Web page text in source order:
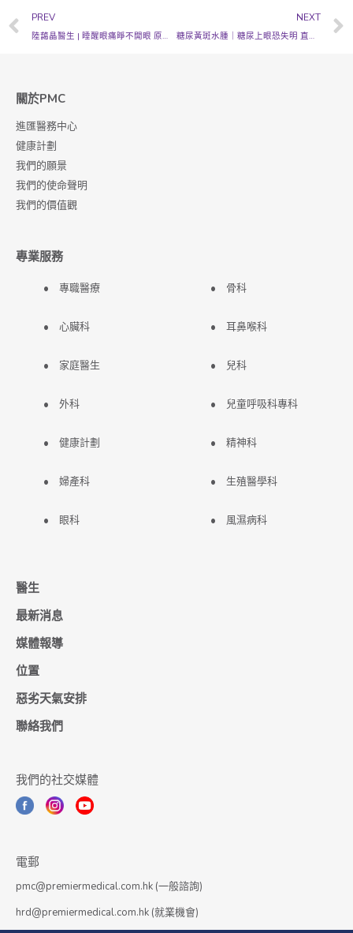
Prev
PREV
陸藹晶醫生 | 睡醒眼痛睜不開眼 原來是「眼角膜糜爛」
NEXT
糖尿黃斑水腫｜糖尿上眼恐失明 直線看為曲線要小心 醫生解構症狀+治療方法
關於PMC
進匯醫務中心
健康計劃
我們的願景
我們的使命聲明
我們的價值觀
專業服務
專職醫療
心臟科
家庭醫生
外科
健康計劃
婦產科
眼科
骨科
耳鼻喉科
兒科
兒童呼吸科專科
精神科
生殖醫學科
風濕病科
醫生
最新消息
媒體報導
位置
惡劣天氣安排
聯絡我們
我們的社交媒體
電郵
pmc@premiermedical.com.hk (一般諮詢)
hrd@premiermedical.com.hk (就業機會)